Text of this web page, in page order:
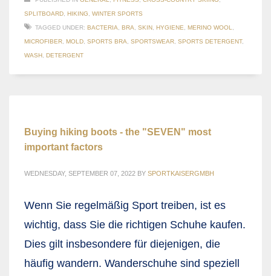
SPLITBOARD HIKING WINTER SPORTS
TAGGED UNDER: BACTERIA BRA SKIN HYGIENE MERINO WOOL
MICROFIBER MOLD SPORTS BRA SPORTSWEAR SPORTS DETERGENT,
WASH DETERGENT
Buying hiking boots - the "SEVEN" most
important factors
WEDNESDAY, SEPTEMBER 07, 2022 BY SPORTKAISERGMBH
Wenn Sie regelmäßig Sport treiben, ist es
wichtig, dass Sie die richtigen Schuhe kaufen.
Dies gilt insbesondere für diejenigen, die
häufig wandern. Wanderschuhe sind speziell